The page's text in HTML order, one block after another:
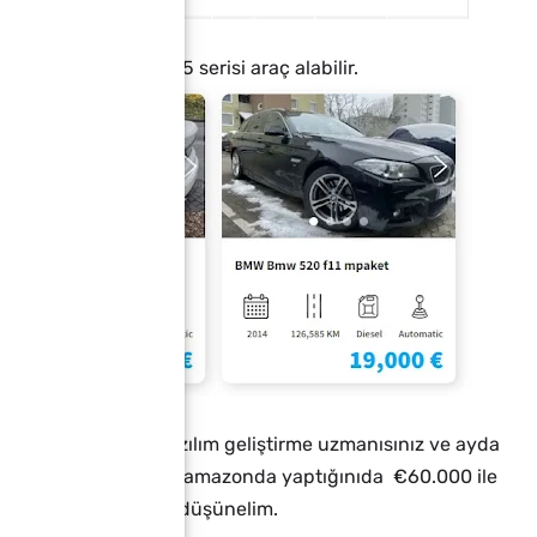
gibi güzel bir BMW 5 serisi araç alabilir.
bir firmada Yazılım geliştirme uzmanısınız ve ayda
Aynı işi Almanya amazonda yaptığınıda €60.000 ile
Biz €60.000 olarak düşünelim.